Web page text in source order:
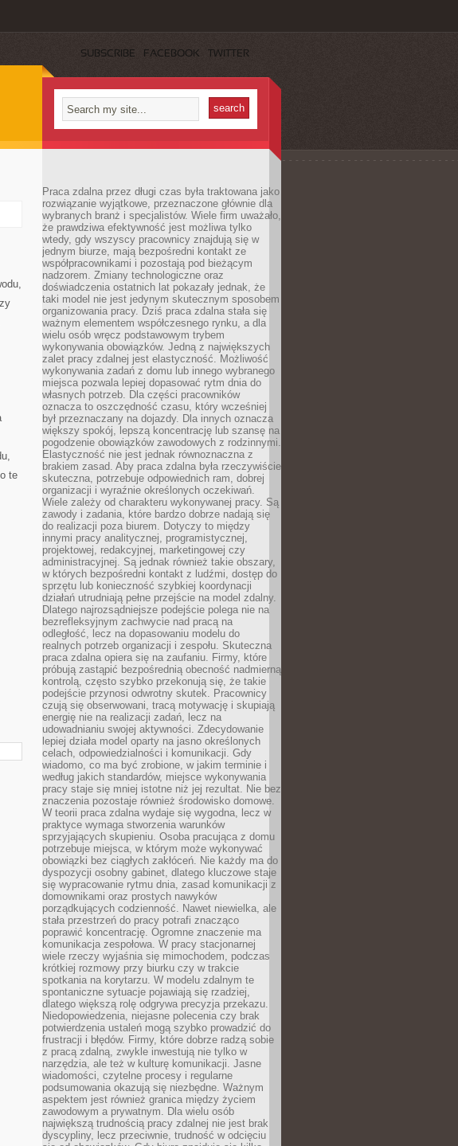
SUBSCRIBE FACEBOOK TWITTER
te
Praca zdalna przez długi czas była traktowana jako
rozwiązanie wyjątkowe, przeznaczone głównie dla
wybranych branż i specjalistów. Wiele firm uważało,
że prawdziwa efektywność jest możliwa tylko
wtedy, gdy wszyscy pracownicy znajdują się w
jednym biurze, mają bezpośredni kontakt ze
współpracownikami i pozostają pod bieżącym
nadzorem. Zmiany technologiczne oraz
doświadczenia ostatnich lat pokazały jednak, że
taki model nie jest jedynym skutecznym sposobem
organizowania pracy. Dziś praca zdalna stała się
ważnym elementem współczesnego rynku, a dla
wielu osób wręcz podstawowym trybem
wykonywania obowiązków. Jedną z największych
zalet pracy zdalnej jest elastyczność. Możliwość
wykonywania zadań z domu lub innego wybranego
miejsca pozwala lepiej dopasować rytm dnia do
własnych potrzeb. Dla części pracowników
oznacza to oszczędność czasu, który wcześniej
był przeznaczany na dojazdy. Dla innych oznacza
większy spokój, lepszą koncentrację lub szansę na
pogodzenie obowiązków zawodowych z rodzinnymi.
Elastyczność nie jest jednak równoznaczna z
brakiem zasad. Aby praca zdalna była rzeczywiście
skuteczna, potrzebuje odpowiednich ram, dobrej
organizacji i wyraźnie określonych oczekiwań.
Wiele zależy od charakteru wykonywanej pracy. Są
zawody i zadania, które bardzo dobrze nadają się
do realizacji poza biurem. Dotyczy to między
innymi pracy analitycznej, programistycznej,
projektowej, redakcyjnej, marketingowej czy
administracyjnej. Są jednak również takie obszary,
w których bezpośredni kontakt z ludźmi, dostęp do
sprzętu lub konieczność szybkiej koordynacji
działań utrudniają pełne przejście na model zdalny.
Dlatego najrozsądniejsze podejście polega nie na
bezrefleksyjnym zachwycie nad pracą na
odległość, lecz na dopasowaniu modelu do
realnych potrzeb organizacji i zespołu. Skuteczna
praca zdalna opiera się na zaufaniu. Firmy, które
próbują zastąpić bezpośrednią obecność nadmierną
kontrolą, często szybko przekonują się, że takie
podejście przynosi odwrotny skutek. Pracownicy
czują się obserwowani, tracą motywację i skupiają
energię nie na realizacji zadań, lecz na
udowadnianiu swojej aktywności. Zdecydowanie
lepiej działa model oparty na jasno określonych
celach, odpowiedzialności i komunikacji. Gdy
wiadomo, co ma być zrobione, w jakim terminie i
według jakich standardów, miejsce wykonywania
pracy staje się mniej istotne niż jej rezultat. Nie bez
znaczenia pozostaje również środowisko domowe.
W teorii praca zdalna wydaje się wygodna, lecz w
praktyce wymaga stworzenia warunków
sprzyjających skupieniu. Osoba pracująca z domu
potrzebuje miejsca, w którym może wykonywać
obowiązki bez ciągłych zakłóceń. Nie każdy ma do
dyspozycji osobny gabinet, dlatego kluczowe staje
się wypracowanie rytmu dnia, zasad komunikacji z
domownikami oraz prostych nawyków
porządkujących codzienność. Nawet niewielka, ale
stała przestrzeń do pracy potrafi znacząco
poprawić koncentrację. Ogromne znaczenie ma
komunikacja zespołowa. W pracy stacjonarnej
wiele rzeczy wyjaśnia się mimochodem, podczas
krótkiej rozmowy przy biurku czy w trakcie
spotkania na korytarzu. W modelu zdalnym te
spontaniczne sytuacje pojawiają się rzadziej,
dlatego większą rolę odgrywa precyzja przekazu.
Niedopowiedzenia, niejasne polecenia czy brak
potwierdzenia ustaleń mogą szybko prowadzić do
frustracji i błędów. Firmy, które dobrze radzą sobie
z pracą zdalną, zwykle inwestują nie tylko w
narzędzia, ale też w kulturę komunikacji. Jasne
wiadomości, czytelne procesy i regularne
podsumowania okazują się niezbędne. Ważnym
aspektem jest również granica między życiem
zawodowym a prywatnym. Dla wielu osób
największą trudnością pracy zdalnej nie jest brak
dyscypliny, lecz przeciwnie, trudność w odcięciu